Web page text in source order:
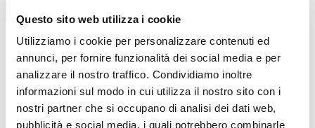
Questo sito web utilizza i cookie
Utilizziamo i cookie per personalizzare contenuti ed
annunci, per fornire funzionalità dei social media e per
analizzare il nostro traffico. Condividiamo inoltre
informazioni sul modo in cui utilizza il nostro sito con i
nostri partner che si occupano di analisi dei dati web,
pubblicità e social media, i quali potrebbero combinarle